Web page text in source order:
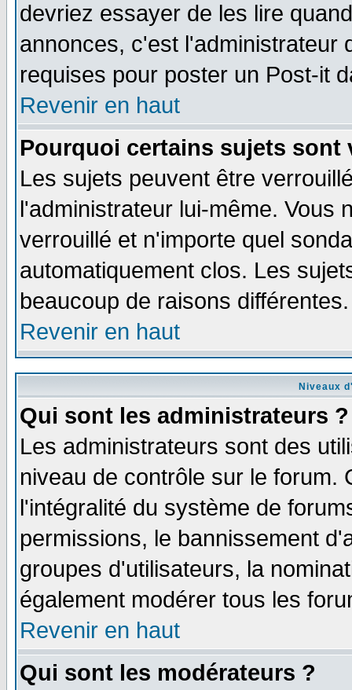
devriez essayer de les lire
annonces, c'est l'administrateur
requises pour poster un Post-it
Revenir en haut
Pourquoi certains sujets sont
Les sujets peuvent être
l'administrateur lui-même. Vous
verrouillé et n'importe quel
automatiquement clos. Les
beaucoup de raisons différentes.
Revenir en haut
Niveaux
Qui sont les administrateurs ?
Les administrateurs sont des
niveau de contrôle sur le forum.
l'intégralité du système de
permissions, le bannissement
groupes d'utilisateurs, la
également modérer tous les
Revenir en haut
Qui sont les modérateurs ?